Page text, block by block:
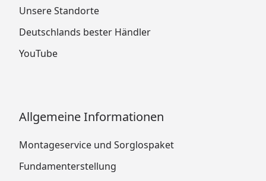
Unsere Standorte
Deutschlands bester Händler
YouTube
Allgemeine Informationen
Montageservice und Sorglospaket
Fundamenterstellung